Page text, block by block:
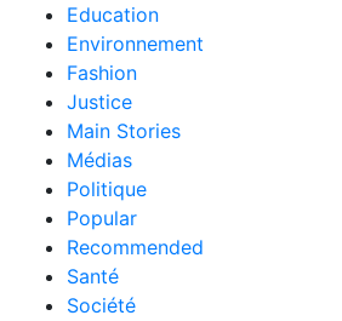
Education
Environnement
Fashion
Justice
Main Stories
Médias
Politique
Popular
Recommended
Santé
Société